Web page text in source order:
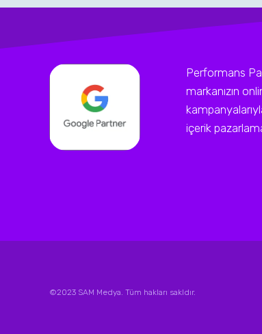
Performans
markanızın
içerik
©2023 SAM Medya. Tüm hakları sakldır.